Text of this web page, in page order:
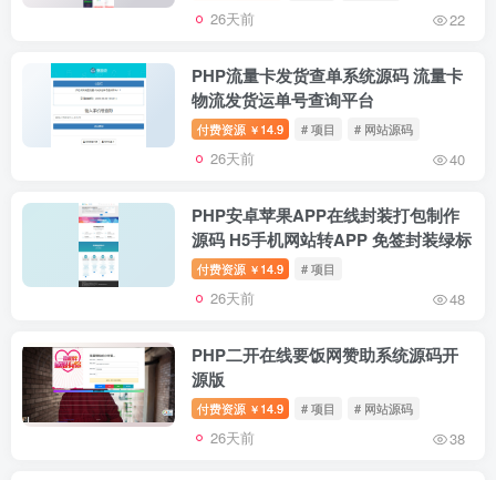
26天前 22
PHP流量卡发货查单系统源码 流量卡
物流发货运单号查询平台
付费资源 ￥ 14.9 # 项目 # 网站源码
26天前 40
PHP安卓苹果APP在线封装打包制作
源码 H5手机网站转APP 免签封装绿标
付费资源 ￥ 14.9 # 项目
26天前 48
PHP二开在线要饭网赞助系统源码开
源版
付费资源 ￥ 14.9 # 项目 # 网站源码
26天前 38